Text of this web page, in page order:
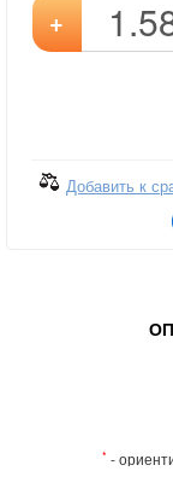
+
Добавить к
* -